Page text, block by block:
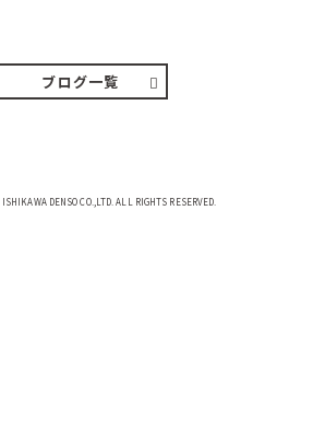
ブログ一覧
DENSO CO.,LTD. ALL RIGHTS RESERVED.